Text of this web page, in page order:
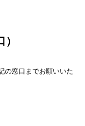
の窓口までお願いいた